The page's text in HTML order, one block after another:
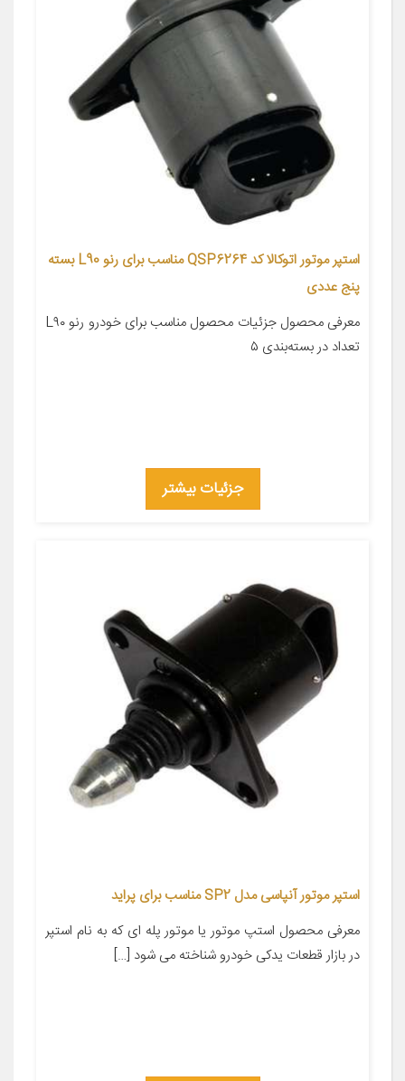
استپر موتور اتوکالا کد QSP6264 مناسب برای رنو L90 بسته
پنج عددی
معرفی محصول جزئیات محصول مناسب برای خودرو رنو L۹۰
تعداد در بسته‌بندی ۵
جزئیات بیشتر
استپر موتور آنپاسی مدل SP2 مناسب برای پراید
معرفی محصول استپ موتور یا موتور پله ای که به نام استپر
در بازار قطعات یدکی خودرو شناخته می شود […]